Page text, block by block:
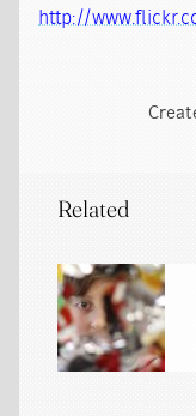
http://
Related